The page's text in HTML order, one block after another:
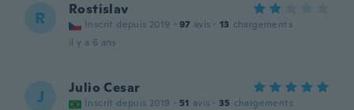
R Rostislav
Inscrit depuis 2019 · 97 avis · 13 chargements
il y a 6 ans
J Julio Cesar
Inscrit depuis 2019 · 51 avis · 35 chargements